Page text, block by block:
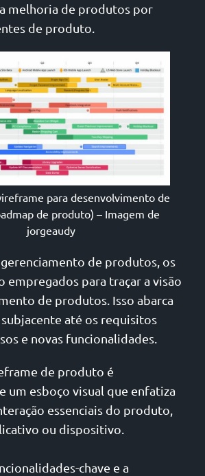
melhoria de produtos por
de produto.
para desenvolvimento de
de produto) – Imagem de
jorgeaudy
de produtos, os
empregados para traçar a visão
de produtos. Isso abarca
até os requisitos
e novas funcionalidades.
de produto é
um esboço visual que enfatiza
essenciais do produto,
ou dispositivo.
chave e a